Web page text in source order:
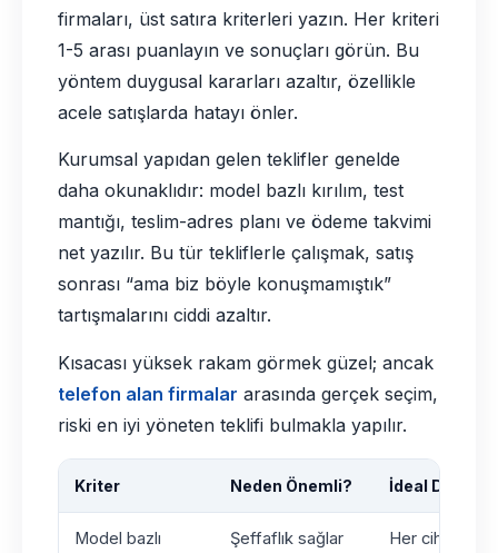
firmaları, üst satıra kriterleri yazın. Her kriteri
1-5 arası puanlayın ve sonuçları görün. Bu
yöntem duygusal kararları azaltır, özellikle
acele satışlarda hatayı önler.
Kurumsal yapıdan gelen teklifler genelde
daha okunaklıdır: model bazlı kırılım, test
mantığı, teslim-adres planı ve ödeme takvimi
net yazılır. Bu tür tekliflerle çalışmak, satış
sonrası “ama biz böyle konuşmamıştık”
tartışmalarını ciddi azaltır.
Kısacası yüksek rakam görmek güzel; ancak
telefon alan firmalar arasında gerçek seçim,
riski en iyi yöneten teklifi bulmakla yapılır.
Kriter Neden Önemli? İdeal Durum
Model bazlı
Şeffaflık sağlar
Her cihaz için